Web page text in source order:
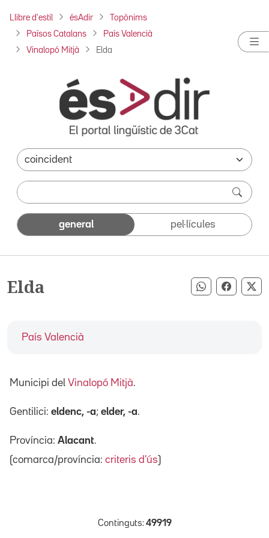
Llibre d'estil ésAdir Topònims
Països Catalans País Valencià
Vinalopó Mitjà Elda
general pel·lícules
Elda Compartir
País Valencià
Municipi del Vinalopó Mitjà.
Gentilici: eldenc, -a; elder, -a.
Província: Alacant.
(comarca/província: criteris d'ús)
Continguts: 49919